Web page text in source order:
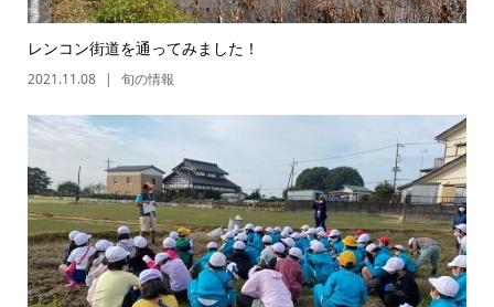
レンコン街道を通ってみました！
2021.11.08 旬の情報